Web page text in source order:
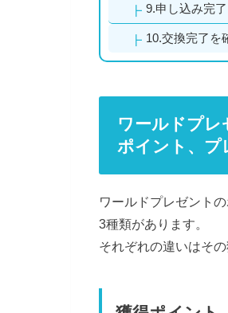
9.申し込み完了
10.交換完了を
ワールドプレ
ポイント、プ
ワールドプレゼント
3種類があります。
それぞれの違いはそ